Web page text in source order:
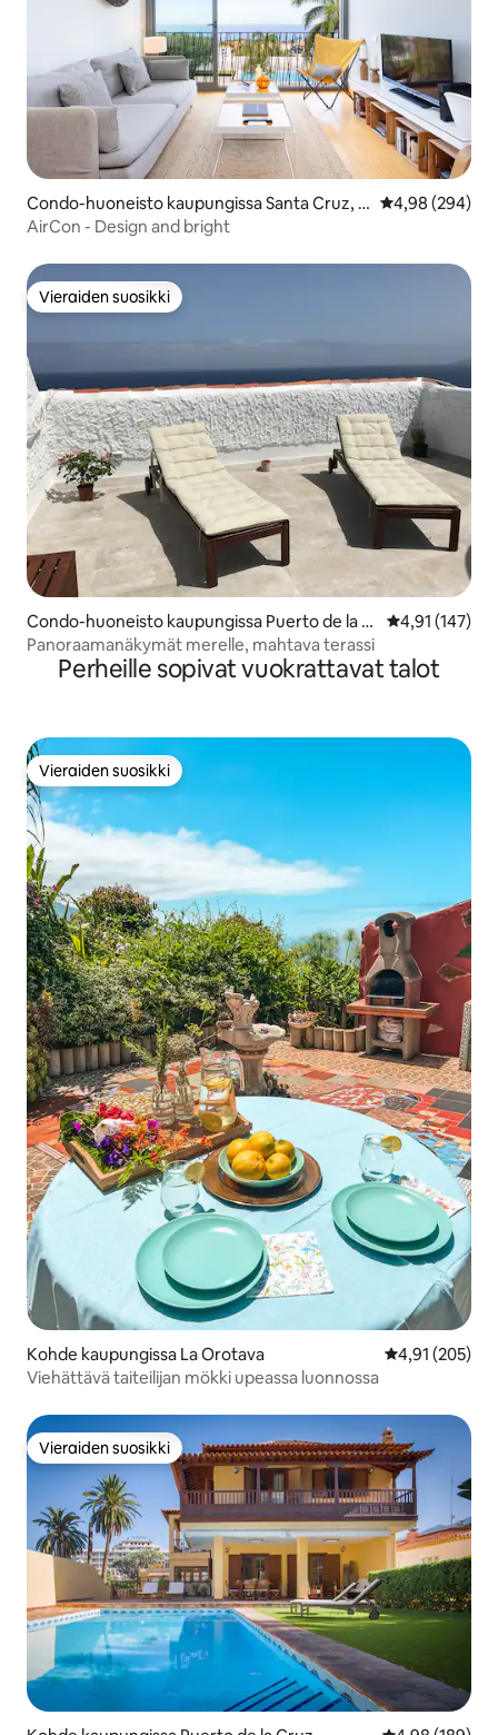
Condo-huoneisto kaupungissa Santa Cruz, T
eneriffa
4,98 (294)
AirCon - Design and bright
Vieraiden suosikki
Vieraiden suosikki
Condo-huoneisto kaupungissa Puerto de la C
ruz
4,91 (147)
Panoraamanäkymät merelle, mahtava terassi
Perheille sopivat vuokrattavat talot
Vieraiden suosikki
Vieraiden suosikki
Kohde kaupungissa La Orotava
4,91 (205)
Viehättävä taiteilijan mökki upeassa luonnossa
Vieraiden suosikki
Vieraiden suosikki